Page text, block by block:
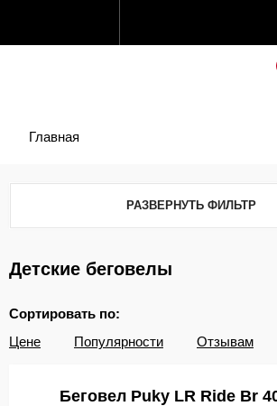
Главная
РАЗВЕРНУТЬ ФИЛЬТР
Детские беговелы
Сортировать по:
Цене
Популярности Отзывам
Беговел Puky LR Ride Br